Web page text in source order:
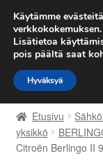
Siirry
navigointiin
Siirry
sisältöön
Etusivu
Kärry
Etusivu
yksikkö
Citroën Berlingo II
Käytämme
verkkokokemuksen.
Lisätietoa
pois päältä saat
Hyväksyä